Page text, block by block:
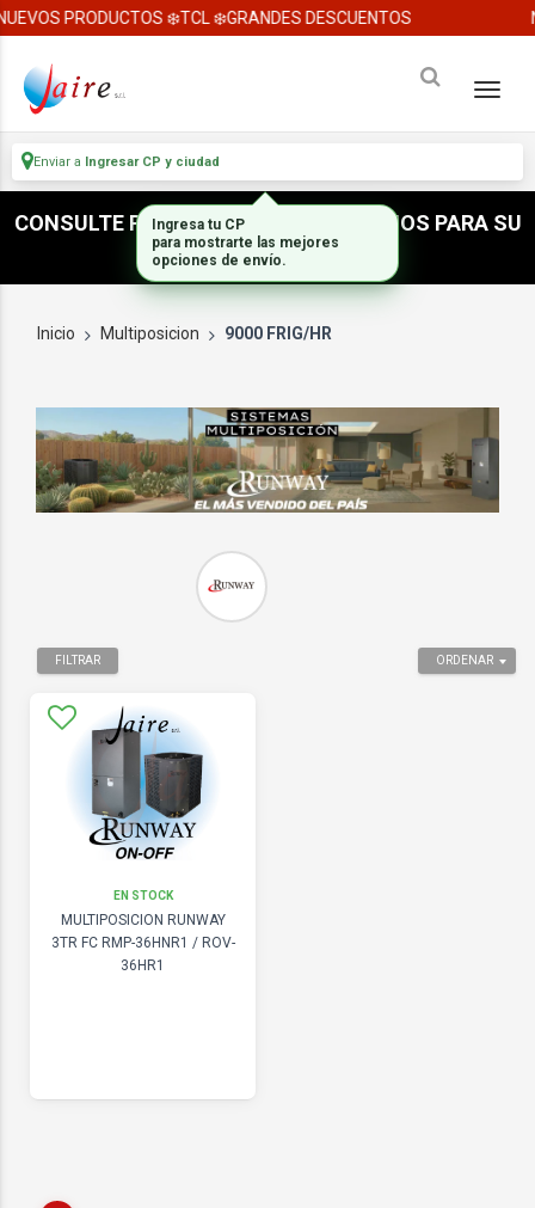
PRODUCTOS ❄️TCL ❄️GRANDES DESCUENTOS
Enviar a Ingresar CP y ciudad
CONSULTE POR ACCESORIOS E INSUMOS PARA SU
INSTALACION
Inicio Multiposicion 9000 FRIG/HR
ORDENAR
FILTRAR
EN STOCK
MULTIPOSICION RUNWAY
3TR FC RMP-36HNR1 / ROV-
36HR1
Ingresa tu CP
para mostrarte las mejores
opciones de envío.